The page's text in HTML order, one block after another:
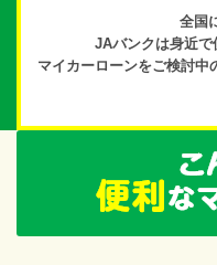
全国
JAバンクは身近で
マイカーローンをご検討中